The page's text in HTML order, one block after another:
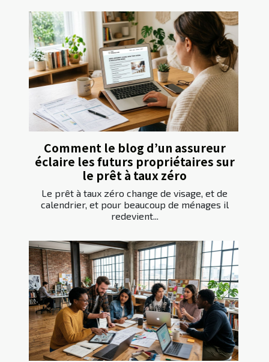
Comment le blog d’un assureur
éclaire les futurs propriétaires sur
le prêt à taux zéro
Le prêt à taux zéro change de visage, et de
calendrier, et pour beaucoup de ménages il
redevient...